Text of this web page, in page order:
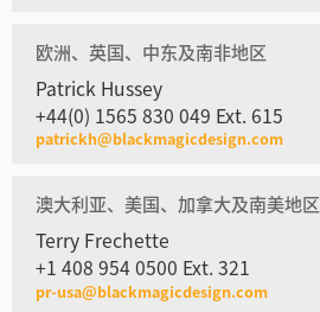
欧洲、英国、中东及南非地区
Patrick Hussey
+44(0) 1565 830 049 Ext. 615
patrickh@blackmagicdesign.com
澳大利亚、美国、加拿大及南美地区
Terry Frechette
+1 408 954 0500 Ext. 321
pr-usa@blackmagicdesign.com